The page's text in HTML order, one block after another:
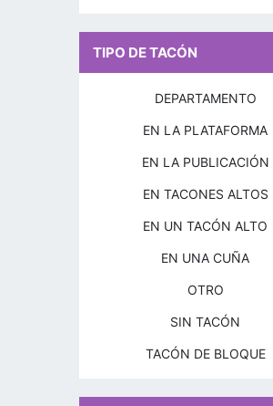
TIPO DE TACÓN
DEPARTAMENTO
EN LA PLATAFORMA
EN LA PUBLICACIÓN
EN TACONES ALTOS
EN UN TACÓN ALTO
EN UNA CUÑA
OTRO
SIN TACÓN
TACÓN DE BLOQUE